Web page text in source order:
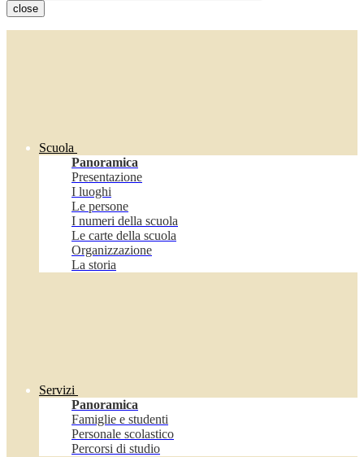
close
Scuola
Panoramica
Presentazione
I luoghi
Le persone
I numeri della scuola
Le carte della scuola
Organizzazione
La storia
Servizi
Panoramica
Famiglie e studenti
Personale scolastico
Percorsi di studio